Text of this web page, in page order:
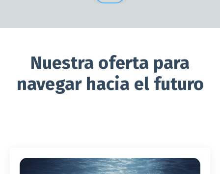
Nuestra oferta para
navegar hacia el futuro